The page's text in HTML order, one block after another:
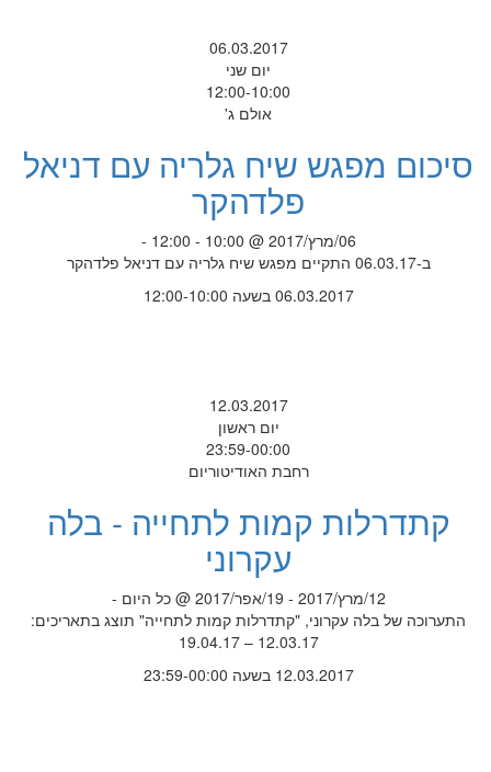
06.03.2017
יום שני
12:00-10:00
אולם ג'
סיכום מפגש שיח גלריה עם דניאל
פלדהקר
06/מרץ/2017 @ 10:00 - 12:00 -
ב-06.03.17 התקיים מפגש שיח גלריה עם דניאל פלדהקר
06.03.2017 בשעה 12:00-10:00
12.03.2017
יום ראשון
23:59-00:00
רחבת האודיטוריום
קתדרלות קמות לתחייה - בלה
עקרוני
12/מרץ/2017 - 19/אפר/2017 @ כל היום -
התערוכה של בלה עקרוני, "קתדרלות קמות לתחייה" תוצג בתאריכים:
12.03.17 – 19.04.17
12.03.2017 בשעה 23:59-00:00